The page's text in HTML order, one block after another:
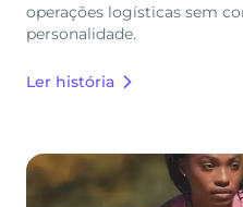
operações logísticas sem
personalidade.
Ler história